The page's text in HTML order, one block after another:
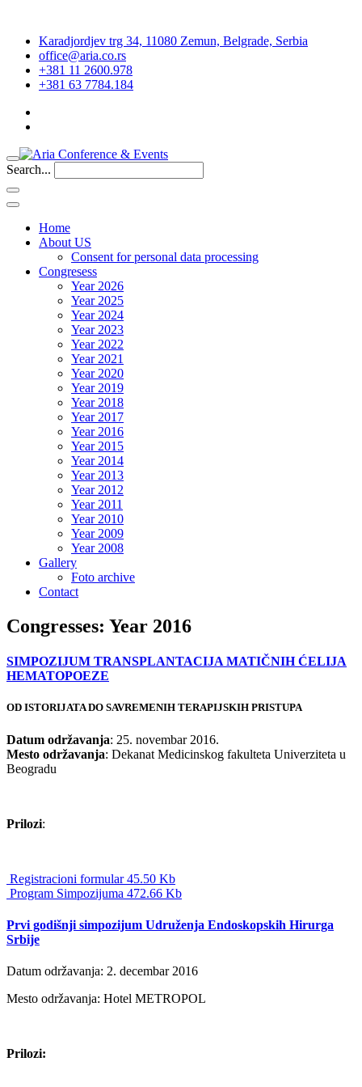
Karadjordjev trg 34, 11080 Zemun, Belgrade, Serbia
office@aria.co.rs
+381 11 2600.978
+381 63 7784.184
Search...
Home
About US
Consent for personal data processing
Congresess
Year 2026
Year 2025
Year 2024
Year 2023
Year 2022
Year 2021
Year 2020
Year 2019
Year 2018
Year 2017
Year 2016
Year 2015
Year 2014
Year 2013
Year 2012
Year 2011
Year 2010
Year 2009
Year 2008
Gallery
Foto archive
Contact
Congresses: Year 2016
SIMPOZIJUM TRANSPLANTACIJA MATIČNIH ĆELIJA
HEMATOPOEZE
OD ISTORIJATA DO SAVREMENIH TERAPIJSKIH PRISTUPA
Datum održavanja: 25. novembar 2016.
Mesto održavanja: Dekanat Medicinskog fakulteta Univerziteta u
Beogradu
Prilozi:
Registracioni formular 45.50 Kb
Program Simpozijuma 472.66 Kb
Prvi godišnji simpozijum Udruženja Endoskopskih Hirurga
Srbije
Datum održavanja: 2. decembar 2016
Mesto održavanja: Hotel METROPOL
Prilozi: